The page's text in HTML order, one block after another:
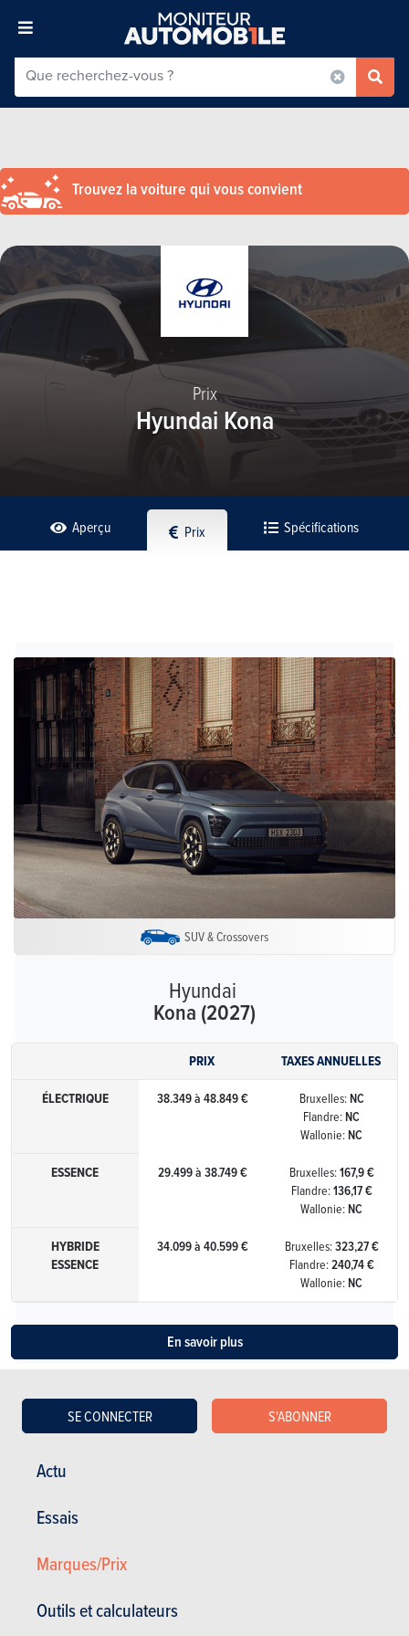
Actu
Essais
Marques/Prix
Outils et calculateurs
SE CONNECTER S'ABONNER
Trouvez la voiture qui vous convient
Prix
Hyundai Kona
Aperçu Prix Spécifications
SUV & Crossovers
Hyundai
Kona (2027)
PRIX
TAXES ANNUELLES
ÉLECTRIQUE
38.349 à 48.849 € Bruxelles:NC
Flandre:NC
Wallonie:NC
ESSENCE 29.499 à 38.749 € Bruxelles:167,9 €
Flandre:136,17 €
Wallonie:NC
HYBRIDE
ESSENCE
34.099 à 40.599 € Bruxelles:323,27 €
Flandre:240,74 €
Wallonie:NC
En savoir plus